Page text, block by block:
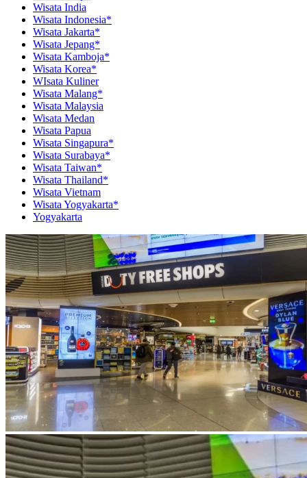
Wisata India
Wisata Indonesia*
Wisata Jakarta*
Wisata Jepang*
Wisata Kamboja*
Wisata Korea*
WIsata Kuliner
Wisata Malang*
Wisata Malaysia
Wisata Medan
Wisata Papua
Wisata Singapura*
Wisata Surabaya*
Wisata Taiwan*
Wisata Thailand*
Wisata Vietnam
Wisata Yogyakarta*
Yogyakarta